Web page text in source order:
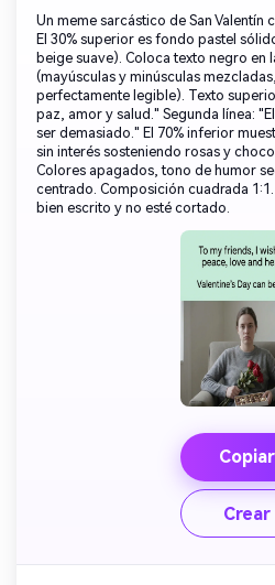
Un meme sarcástico de San Valentín
El 30% superior es fondo pastel
beige suave). Coloca texto negro en
(mayúsculas y minúsculas
perfectamente legible). Texto
paz, amor y salud." Segunda línea:
ser demasiado." El 70% inferior
sin interés sosteniendo rosas y
Colores apagados, tono de humor
centrado. Composición cuadrada
bien escrito y no esté cortado.
Copiar
Crear